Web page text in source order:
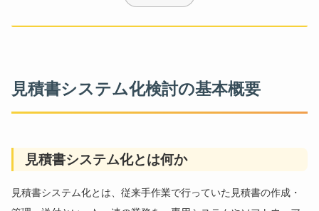
見積書システム化検討の基本概要
見積書システム化とは何か
見積書システム化とは、従来手作業で行っていた見積書の作成・